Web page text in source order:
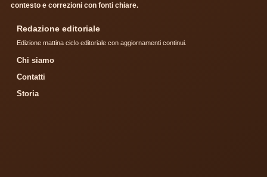
contesto e correzioni con fonti chiare.
Redazione editoriale
Edizione mattina ciclo editoriale con aggiornamenti continui.
Chi siamo
Contatti
Storia